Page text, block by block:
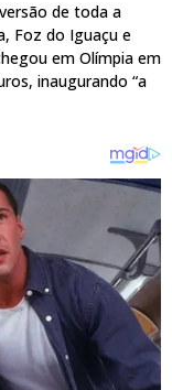
de toda a
Foz do Iguaçu e
em Olímpia em
inaugurando “a